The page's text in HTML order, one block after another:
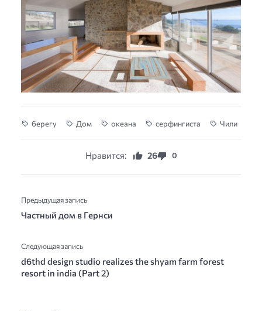
берегу Дом океана серфингиста Чили
Нравится: 26 0
Предыдущая запись
Частный дом в Гернси
Следующая запись
d6thd design studio realizes the shyam farm forest
resort in india (Part 2)